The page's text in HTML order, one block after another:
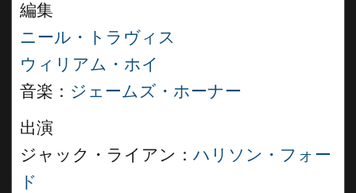
編集
ニール・トラヴィス
ウィリアム・ホイ
音楽： ジェームズ・ホーナー
出演
ジャック・ライアン： ハリソン・フォー
ド